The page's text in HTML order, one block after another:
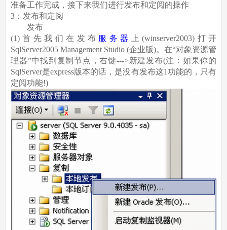
准备工作完成，接下来我们进行发布和定阅的操作
3：发布和定阅
发布
(1)首先我们在发布 服务器
上(winserver2003)打开
SqlServer2005 Management Studio (企业版)。在“对象资源管
理器”中找到复制节点，右键--->新建发布(注：如果你的
SqlServer是express版本的话，是没有发布这1功能的，只有
定阅功能!)